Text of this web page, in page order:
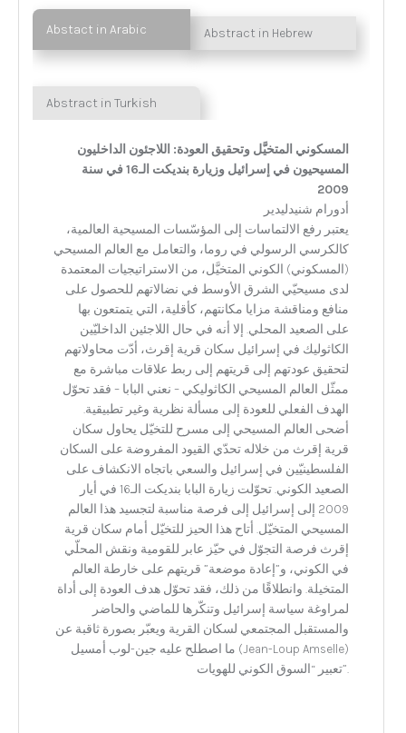
Abstact in Arabic Abstract in Hebrew
Abstract in Turkish
المسكوني المتخيَّل وتحقيق العودة: اللاجئون الداخليون
المسيحيون في إسرائيل وزيارة بنديكت الـ16 في سنة
2009
أدورام شنيدليدير
يعتبر رفع الالتماسات إلى المؤسّسات المسيحية العالمية،
كالكرسي الرسولي في روما، والتعامل مع العالم المسيحي
(المسكوني) الكوني المتخيَّل، من الاستراتيجيات المعتمدة
لدى مسيحيّي الشرق الأوسط في نضالاتهم للحصول على
منافع ومناقشة مزايا مكانتهم، كأقلية، التي يتمتعون بها
على الصعيد المحلي. إلا أنه في حال اللاجئين الداخليّين
الكاثوليك في إسرائيل سكان قرية إقرث، أدّت محاولاتهم
لتحقيق عودتهم إلى قريتهم إلى ربط علاقات مباشرة مع
ممثّل العالم المسيحي الكاثوليكي – نعني البابا – فقد تحوّل
الهدف الفعلي للعودة إلى مسألة نظرية وغير تطبيقية.
أضحى العالم المسيحي إلى مسرح للتخيّل يحاول سكان
قرية إقرث من خلاله تحدّي القيود المفروضة على السكان
الفلسطينيّين في إسرائيل والسعي باتجاه الانكشاف على
الصعيد الكوني. تحوّلت زيارة البابا بنديكت الـ16 في أيار
2009 إلى إسرائيل إلى فرصة مناسبة لتجسيد هذا العالم
المسيحي المتخيّل. أتاح هذا الحيز للتخيّل أمام سكان قرية
إقرث فرصة التجوّل في حيّز عابر للقومية ونقش المحلّي
في الكوني، و”إعادة موضعة” قريتهم على خارطة العالم
المتخيلة. وانطلاقًا من ذلك، فقد تحوّل هدف العودة إلى أداة
لمراوغة سياسة إسرائيل وتنكّرها للماضي والحاضر
والمستقبل المجتمعي لسكان القرية ويعبّر بصورة ثاقبة عن
ما اصطلح عليه جين-لوب أمسيل (Jean-Loup Amselle)
تعبير “السوق الكوني للهويات”.